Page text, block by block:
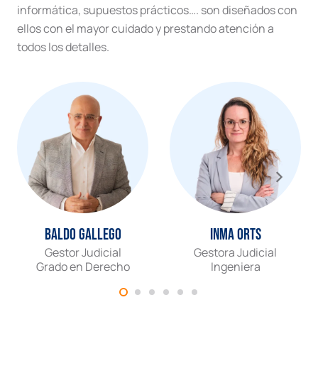
informática, supuestos prácticos…. son diseñados con
ellos con el mayor cuidado y prestando atención a
todos los detalles.
Baldo Gallego
Gestor Judicial
Grado en Derecho
Inma Orts
Gestora Judicial
Ingeniera